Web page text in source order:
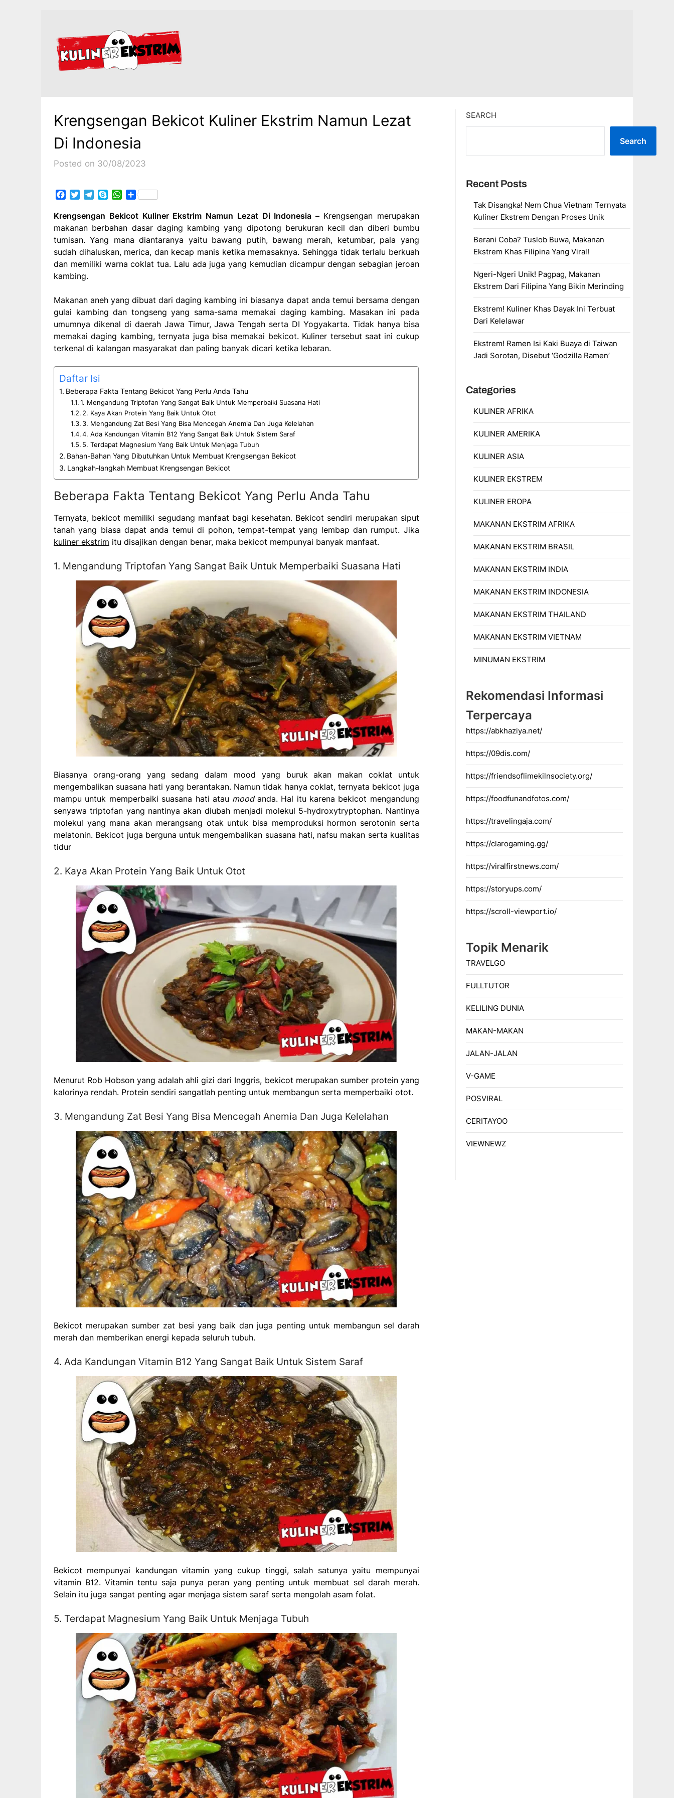
Krengsengan Bekicot Kuliner Ekstrim Namun Lezat
Di Indonesia
Posted on 30/08/2023
Facebook
TwitterTelegram
SkypeWhatsApp
Share
Krengsengan Bekicot Kuliner Ekstrim Namun Lezat Di Indonesia – Krengsengan merupakan
makanan berbahan dasar daging kambing yang dipotong berukuran kecil dan diberi bumbu
tumisan. Yang mana diantaranya yaitu bawang putih, bawang merah, ketumbar, pala yang
sudah dihaluskan, merica, dan kecap manis ketika memasaknya. Sehingga tidak terlalu berkuah
dan memiliki warna coklat tua. Lalu ada juga yang kemudian dicampur dengan sebagian jeroan
kambing.
Makanan aneh yang dibuat dari daging kambing ini biasanya dapat anda temui bersama dengan
gulai kambing dan tongseng yang sama-sama memakai daging kambing. Masakan ini pada
umumnya dikenal di daerah Jawa Timur, Jawa Tengah serta DI Yogyakarta. Tidak hanya bisa
memakai daging kambing, ternyata juga bisa memakai bekicot. Kuliner tersebut saat ini cukup
terkenal di kalangan masyarakat dan paling banyak dicari ketika lebaran.
Daftar Isi
Beberapa Fakta Tentang Bekicot Yang Perlu Anda Tahu
1. Mengandung Triptofan Yang Sangat Baik Untuk Memperbaiki Suasana Hati
2. Kaya Akan Protein Yang Baik Untuk Otot
3. Mengandung Zat Besi Yang Bisa Mencegah Anemia Dan Juga Kelelahan
4. Ada Kandungan Vitamin B12 Yang Sangat Baik Untuk Sistem Saraf
5. Terdapat Magnesium Yang Baik Untuk Menjaga Tubuh
Bahan-Bahan Yang Dibutuhkan Untuk Membuat Krengsengan Bekicot
Langkah-langkah Membuat Krengsengan Bekicot
Beberapa Fakta Tentang Bekicot Yang Perlu Anda Tahu
Ternyata, bekicot memiliki segudang manfaat bagi kesehatan. Bekicot sendiri merupakan siput
tanah yang biasa dapat anda temui di pohon, tempat-tempat yang lembap dan rumput. Jika
kuliner ekstrim itu disajikan dengan benar, maka bekicot mempunyai banyak manfaat.
1. Mengandung Triptofan Yang Sangat Baik Untuk Memperbaiki Suasana Hati
Biasanya orang-orang yang sedang dalam mood yang buruk akan makan coklat untuk
mengembalikan suasana hati yang berantakan. Namun tidak hanya coklat, ternyata bekicot juga
mampu untuk memperbaiki suasana hati atau mood anda. Hal itu karena bekicot mengandung
senyawa triptofan yang nantinya akan diubah menjadi molekul 5-hydroxytryptophan. Nantinya
molekul yang mana akan merangsang otak untuk bisa memproduksi hormon serotonin serta
melatonin. Bekicot juga berguna untuk mengembalikan suasana hati, nafsu makan serta kualitas
tidur
2. Kaya Akan Protein Yang Baik Untuk Otot
Menurut Rob Hobson yang adalah ahli gizi dari Inggris, bekicot merupakan sumber protein yang
kalorinya rendah. Protein sendiri sangatlah penting untuk membangun serta memperbaiki otot.
3. Mengandung Zat Besi Yang Bisa Mencegah Anemia Dan Juga Kelelahan
Bekicot merupakan sumber zat besi yang baik dan juga penting untuk membangun sel darah
merah dan memberikan energi kepada seluruh tubuh.
4. Ada Kandungan Vitamin B12 Yang Sangat Baik Untuk Sistem Saraf
Bekicot mempunyai kandungan vitamin yang cukup tinggi, salah satunya yaitu mempunyai
vitamin B12. Vitamin tentu saja punya peran yang penting untuk membuat sel darah merah.
Selain itu juga sangat penting agar menjaga sistem saraf serta mengolah asam folat.
5. Terdapat Magnesium Yang Baik Untuk Menjaga Tubuh
SEARCH
Search
Recent Posts
Tak Disangka! Nem Chua Vietnam Ternyata
Kuliner Ekstrem Dengan Proses Unik
Berani Coba? Tuslob Buwa, Makanan
Ekstrem Khas Filipina Yang Viral!
Ngeri-Ngeri Unik! Pagpag, Makanan
Ekstrem Dari Filipina Yang Bikin Merinding
Ekstrem! Kuliner Khas Dayak Ini Terbuat
Dari Kelelawar
Ekstrem! Ramen Isi Kaki Buaya di Taiwan
Jadi Sorotan, Disebut ‘Godzilla Ramen’
Categories
KULINER AFRIKA
KULINER AMERIKA
KULINER ASIA
KULINER EKSTREM
KULINER EROPA
MAKANAN EKSTRIM AFRIKA
MAKANAN EKSTRIM BRASIL
MAKANAN EKSTRIM INDIA
MAKANAN EKSTRIM INDONESIA
MAKANAN EKSTRIM THAILAND
MAKANAN EKSTRIM VIETNAM
MINUMAN EKSTRIM
Rekomendasi Informasi
Terpercaya
https://abkhaziya.net/
https://09dis.com/
https://friendsoflimekilnsociety.org/
https://foodfunandfotos.com/
https://travelingaja.com/
https://clarogaming.gg/
https://viralfirstnews.com/
https://storyups.com/
https://scroll-viewport.io/
Topik Menarik
TRAVELGO
FULLTUTOR
KELILING DUNIA
MAKAN-MAKAN
JALAN-JALAN
V-GAME
POSVIRAL
CERITAYOO
VIEWNEWZ